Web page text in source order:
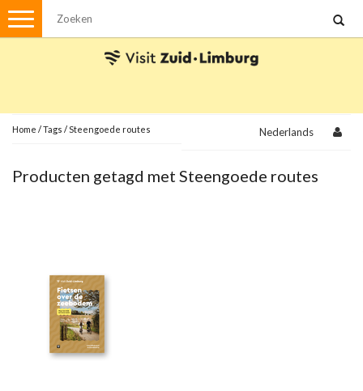
Menu
Met de auto
Visvergunningen
Streekpakketten
Kerstpakketten
Ansichtkaarten
Home /Tags /Steengoede routes Nederlands
Producten getagd met Steengoede routes